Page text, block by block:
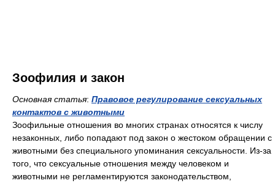
Зоофилия и закон
Основная статья: Правовое регулирование сексуальных
контактов с животными
Зоофильные отношения во многих странах относятся к числу
незаконных, либо попадают под закон о жестоком обращении с
животными без специального упоминания сексуальности. Из-за
того, что сексуальные отношения между человеком и
животными не регламентируются законодательством,